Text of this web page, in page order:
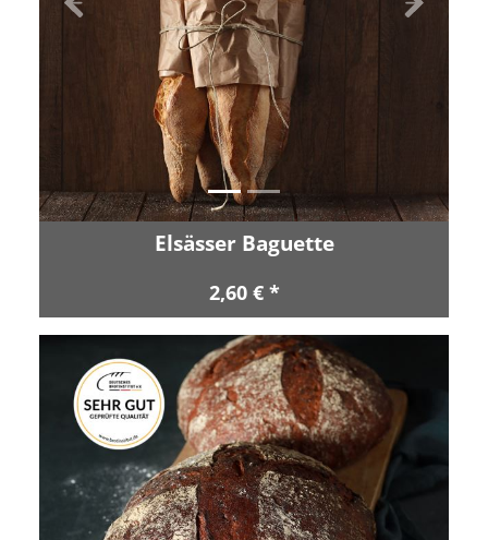
Zurück Vor
Elsässer Baguette
2,60 € *